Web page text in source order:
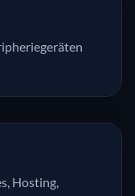
Hosting,